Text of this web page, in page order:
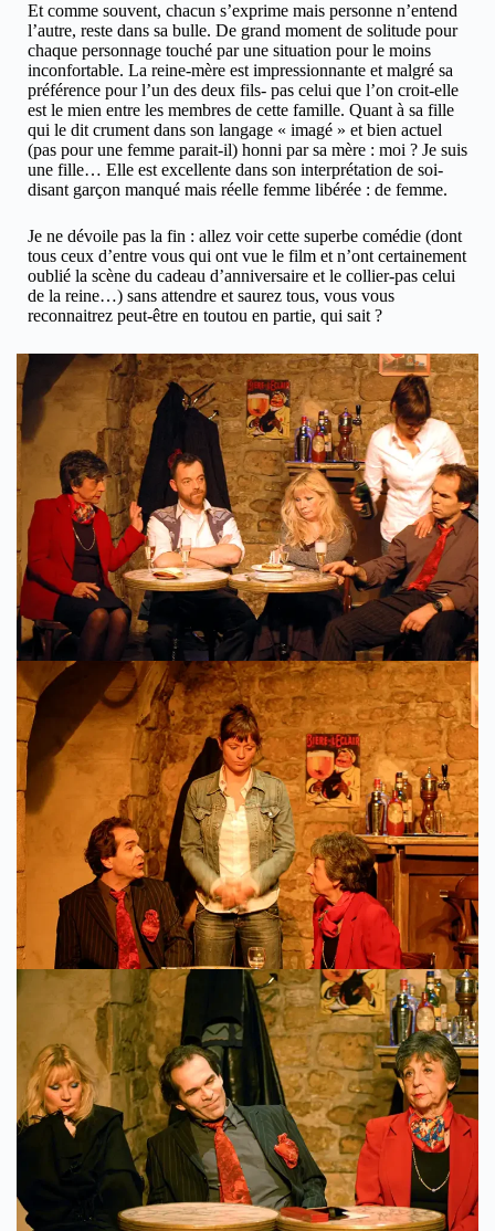
Et comme souvent, chacun s’exprime mais personne n’entend
l’autre, reste dans sa bulle. De grand moment de solitude pour
chaque personnage touché par une situation pour le moins
inconfortable. La reine-mère est impressionnante et malgré sa
préférence pour l’un des deux fils- pas celui que l’on croit-elle
est le mien entre les membres de cette famille. Quant à sa fille
qui le dit crument dans son langage « imagé » et bien actuel
(pas pour une femme parait-il) honni par sa mère : moi ? Je suis
une fille… Elle est excellente dans son interprétation de soi-
disant garçon manqué mais réelle femme libérée : de femme.
Je ne dévoile pas la fin : allez voir cette superbe comédie (dont
tous ceux d’entre vous qui ont vue le film et n’ont certainement
oublié la scène du cadeau d’anniversaire et le collier-pas celui
de la reine…) sans attendre et saurez tous, vous vous
reconnaitrez peut-être en toutou en partie, qui sait ?